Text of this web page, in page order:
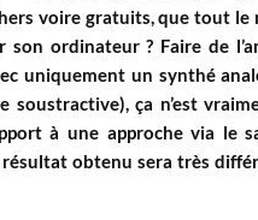
voire gratuits, que tout le
son ordinateur ? Faire de
uniquement un synthé
soustractive), ça n’est
à une approche via le
résultat obtenu sera très